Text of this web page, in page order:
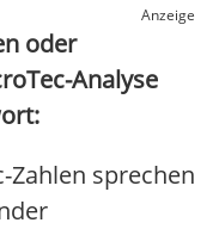
Anzeige
oder
Analyse
Zahlen sprechen